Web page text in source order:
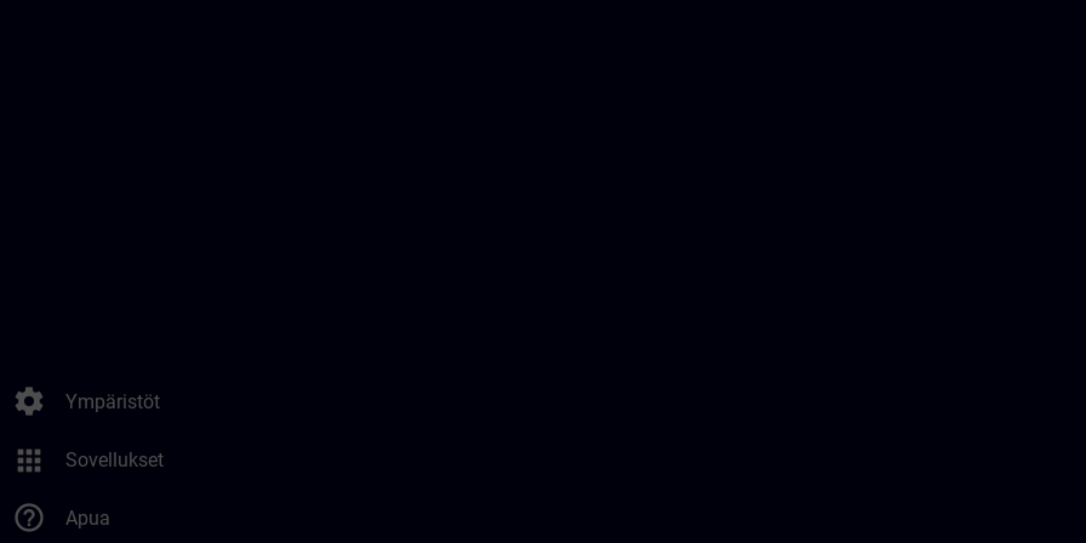
settings Ympäristöt
apps Sovellukset
help_outline Apua